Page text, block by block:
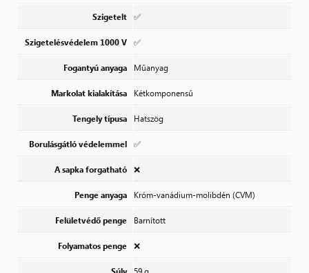
Szigetelt ✅
Szigetelésvédelem 1000 V ✅
Fogantyú anyaga Műanyag
Markolat kialakítása Kétkomponensű
Tengely típusa Hatszög
Borulásgátló védelemmel ✅
A sapka forgatható ❌
Penge anyaga Króm-vanádium-molibdén (CVM)
Felületvédő penge Barnított
Folyamatos penge ❌